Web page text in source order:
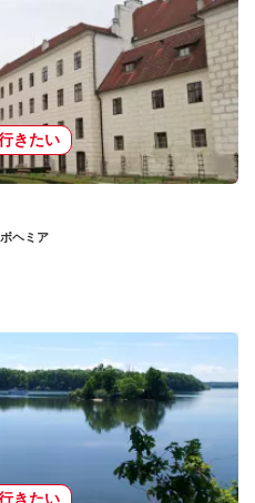
きたい
ヘミア
きたい